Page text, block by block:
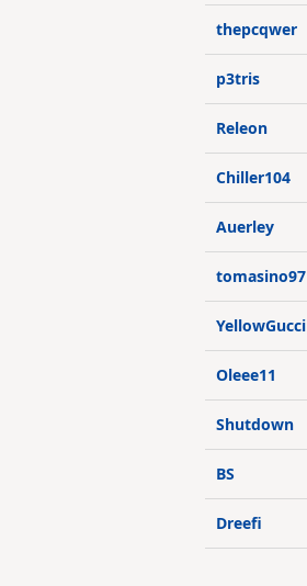
thepcqwer
p3tris
Releon
Chiller104
Auerley
tomasino97
YellowGucci
Oleee11
Shutdown
BS
Dreefi